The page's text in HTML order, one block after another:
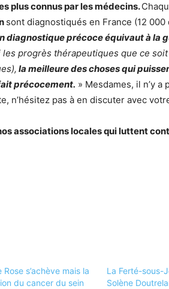
plus connus par les médecins.
sont diagnostiqués en France (12 000
diagnostique précoce équivaut à la
progrès thérapeutiques que ce
la meilleure des choses qui
précocement. » Mesdames, il n’y a
n’hésitez pas à en discuter avec
associations locales qui luttent
s’achève mais la
du cancer du sein
La Ferté-sous-
Solène